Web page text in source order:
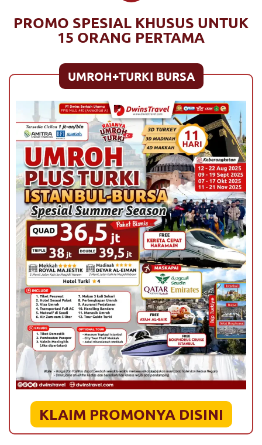
PROMO SPESIAL KHUSUS UNTUK
15 ORANG PERTAMA
UMROH+TURKI BURSA
KLAIM PROMONYA DISINI